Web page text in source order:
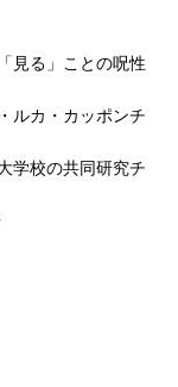
見る」ことの呪性
ルカ・カッポンチ
学校の共同研究チ